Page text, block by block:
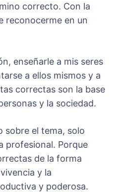
correcto. Con la
reconocerme en un
enseñarle a mis seres
a ellos mismos y a
correctas son la base
y la sociedad.
sobre el tema, solo
profesional. Porque
de la forma
y la
y poderosa.